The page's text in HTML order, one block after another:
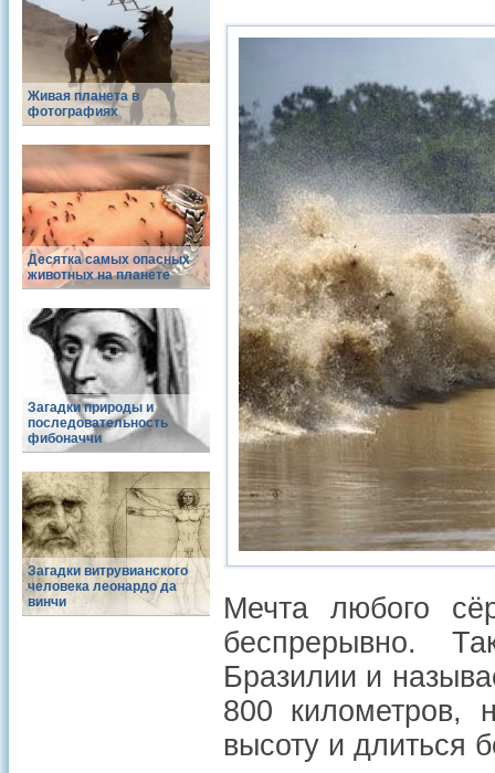
Живая планета в
фотографиях
Десятка самых опасных
животных на планете
Загадки природы и
последовательность
фибоначчи
Загадки витрувианского
человека леонардо да
винчи
Мечта любого
беспрерывно.
Бразилии и
800 километров,
высоту и длиться